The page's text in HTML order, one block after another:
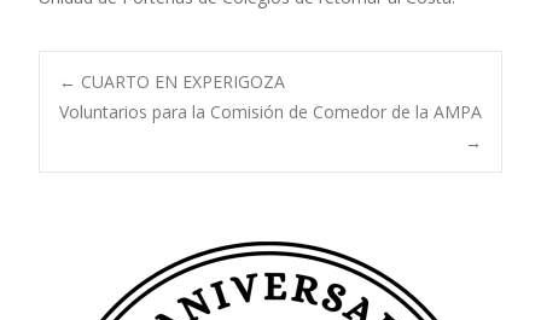
Navegación
de
entradas
← CUARTO EN EXPERIGOZA
Voluntarios para la Comisión de Comedor de la AMPA
→